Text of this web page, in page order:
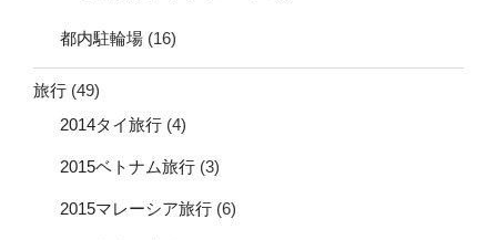
都内駐輪場 (16)
旅行 (49)
2014タイ旅行 (4)
2015ベトナム旅行 (3)
2015マレーシア旅行 (6)